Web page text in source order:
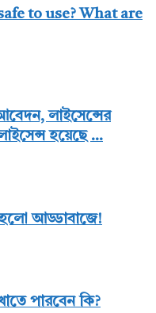
to use? What are
লাইসেন্সের
হয়েছে ...
হলো আড্ডাবাজে!
পারবেন কি?